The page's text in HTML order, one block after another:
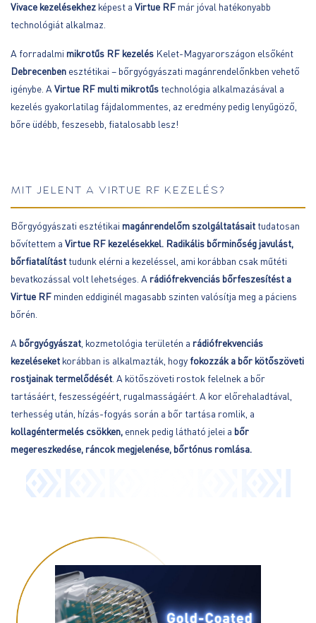
Vivace kezelésekhez képest a Virtue RF már jóval hatékonyabb
technológiát alkalmaz.
A forradalmi mikrotűs RF kezelés Kelet-Magyarországon elsőként
Debrecenben esztétikai – bőrgyógyászati magánrendelőnkben vehető
igénybe. A Virtue RF multi mikrotűs technológia alkalmazásával a
kezelés gyakorlatilag fájdalommentes, az eredmény pedig lenyűgöző,
bőre üdébb, feszesebb, fiatalosabb lesz!
MIT JELENT A VIRTUE RF KEZELÉS?
Bőrgyógyászati esztétikai magánrendelőm szolgáltatásait tudatosan
bővítettem a Virtue RF kezelésekkel. Radikális bőrminőség javulást,
bőrfiatalítást tudunk elérni a kezeléssel, ami korábban csak műtéti
bevatkozással volt lehetséges. A rádiófrekvenciás bőrfeszesítést a
Virtue RF minden eddiginél magasabb szinten valósítja meg a páciens
bőrén.
A bőrgyógyászat , kozmetológia területén a rádiófrekvenciás
kezeléseket korábban is alkalmazták, hogy fokozzák a bőr kötőszöveti
rostjainak termelődését . A kötőszöveti rostok felelnek a bőr
tartásáért, feszességéért, rugalmasságáért. A kor előrehaladtával,
terhesség után, hízás-fogyás során a bőr tartása romlik, a
kollagéntermelés csökken, ennek pedig látható jelei a bőr
megereszkedése, ráncok megjelenése, bőrtónus romlása.